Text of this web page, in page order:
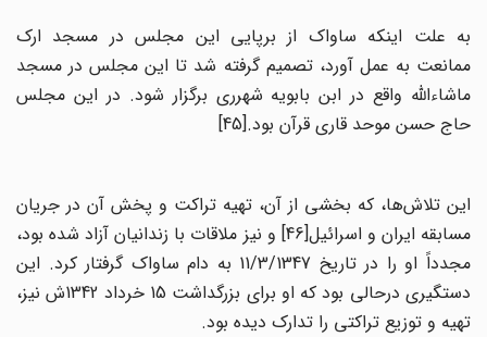
به علت اینکه ساواک از برپایی این مجلس در مسجد ارک
ممانعت به عمل آورد، تصمیم گرفته شد تا این مجلس در مسجد
ماشاءالله واقع در ابن بابویه شهرری برگزار شود. در این مجلس
حاج حسن موحد قاری قرآن بود.[45]
این تلاش‌ها، که بخشی از آن، تهیه تراکت و پخش آن در جریان
مسابقه ایران و اسرائیل[46] و نیز ملاقات با زندانیان آزاد شده بود،
مجدداً او را در تاریخ 11/3/1347 به دام ساواک گرفتار کرد. این
دستگیری درحالی بود که او برای بزرگداشت 15 خرداد 1342ش نیز،
تهیه و توزیع تراکتی را تدارک دیده بود.